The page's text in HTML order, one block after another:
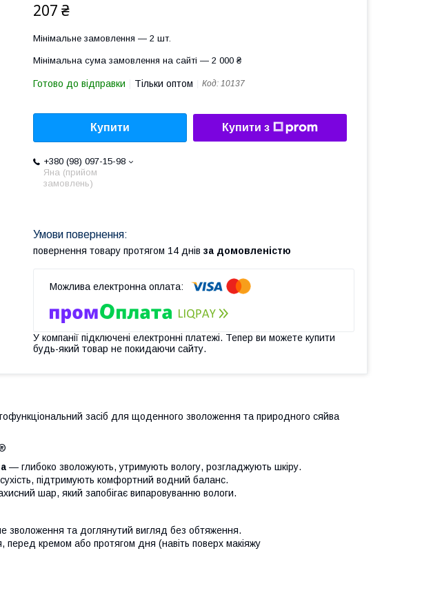
207 ₴
Мінімальне замовлення — 2 шт.
Мінімальна сума замовлення на сайті — 2 000 ₴
Готово до відправки Тільки оптом Код: 10137
Купити Купити з
+380 (98) 097-15-98
Яна (прийом
замовлень)
повернення товару протягом 14 днів за домовленістю
У компанії підключені електронні платежі. Тепер ви можете купити
будь-який товар не покидаючи сайту.
засіб для щоденного зволоження та природного сяйва
— глибоко зволожують, утримують вологу, розгладжують шкіру.
підтримують комфортний водний баланс.
шар, який запобігає випаровуванню вологи.
зволоження та доглянутий вигляд без обтяження.
кремом або протягом дня (навіть поверх макіяжу